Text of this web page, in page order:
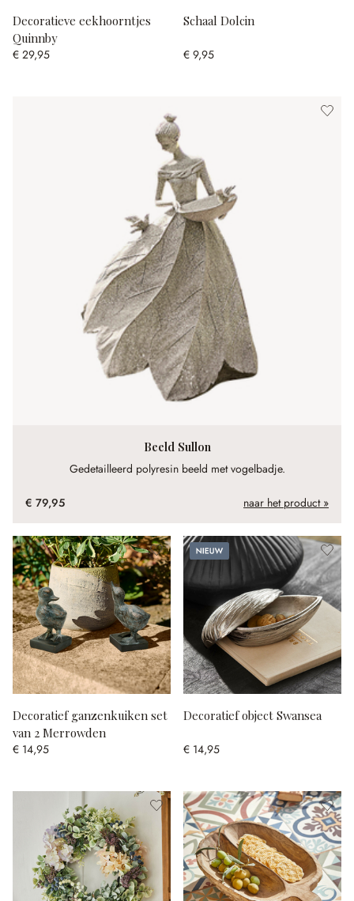
Decoratieve eekhoorntjes
Quinnby
€ 29,95
Beeld Sullon
Gedetailleerd polyresin beeld met vogelbadje.
€ 79,95 naar het product »
Schaal Dolcin
€ 9,95
Decoratief ganzenkuiken set
van 2 Merrowden
€ 14,95
Nieuw
Decoratief object Swansea
€ 14,95